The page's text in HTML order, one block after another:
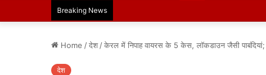
Breaking News
Home /देश /केरल में निपाह वायरस के 5 केस, लॉकडाउन जैसी
देश